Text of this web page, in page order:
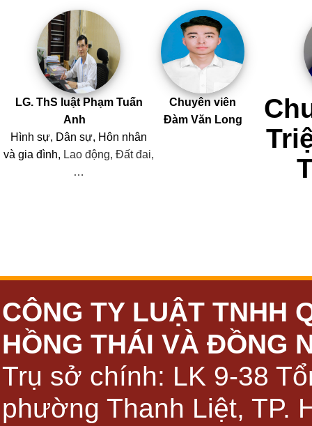
LG. ThS luật Phạm Tuấn
Anh
Hình sự, Dân sự, Hôn nhân
và gia đình, Lao động, Đất đai,
…
Chuyên viên
Đàm Văn Long
CÔNG TY LUẬT TNHH
HỒNG THÁI VÀ ĐỒNG
Trụ sở chính: LK 9-38
phường Thanh Liệt, TP.